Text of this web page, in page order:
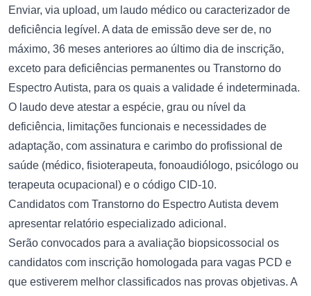
Enviar, via upload, um laudo médico ou caracterizador de
deficiência legível. A data de emissão deve ser de, no
máximo, 36 meses anteriores ao último dia de inscrição,
exceto para deficiências permanentes ou Transtorno do
Espectro Autista, para os quais a validade é indeterminada.
O laudo deve atestar a espécie, grau ou nível da
deficiência, limitações funcionais e necessidades de
adaptação, com assinatura e carimbo do profissional de
saúde (médico, fisioterapeuta, fonoaudiólogo, psicólogo ou
terapeuta ocupacional) e o código CID-10.
Candidatos com Transtorno do Espectro Autista devem
apresentar relatório especializado adicional.
Serão convocados para a avaliação biopsicossocial os
candidatos com inscrição homologada para vagas PCD e
que estiverem melhor classificados nas provas objetivas. A